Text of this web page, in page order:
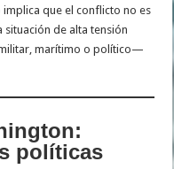
implica que el conflicto no es
de alta tensión
marítimo o político—
políticas